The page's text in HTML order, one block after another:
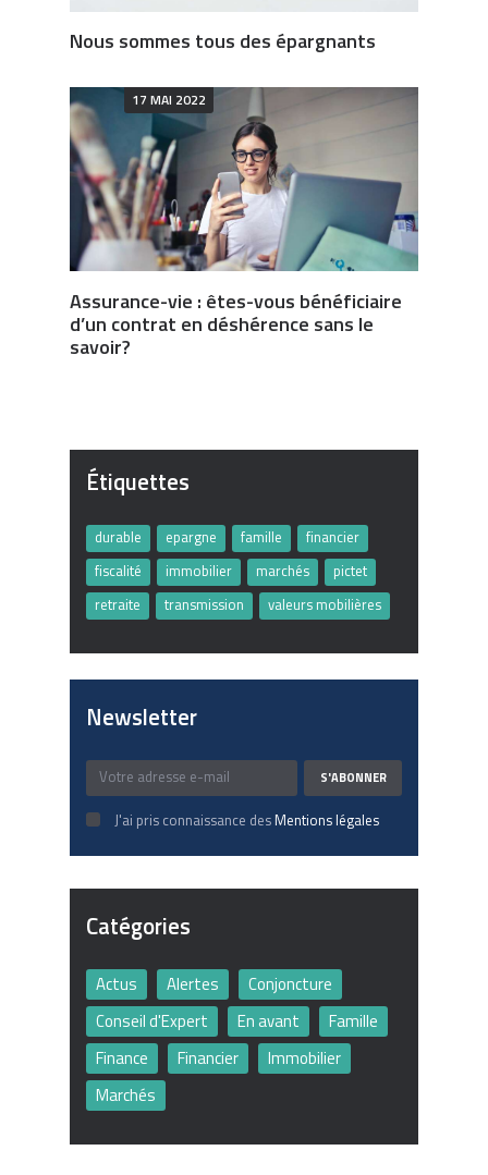
Nous sommes tous des épargnants
17 MAI 2022
Assurance-vie : êtes-vous bénéficiaire
d’un contrat en déshérence sans le
savoir?
Étiquettes
durable epargne famille
financier
fiscalité
immobilier marchés
pictet
retraite
transmission valeurs mobilières
Newsletter
J'ai pris connaissance des Mentions légales
Catégories
Actus Alertes
Conjoncture
Conseil d'Expert
En avant
Famille
Finance
Financier
Immobilier
Marchés